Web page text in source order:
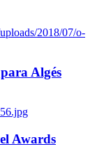
2018/07/o-
Algés
Awards